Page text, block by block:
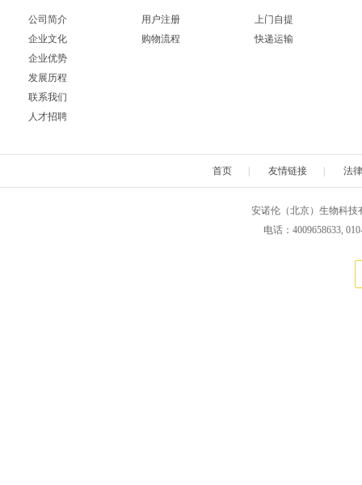
公司简介
企业文化
企业优势
发展历程
联系我们
人才招聘
用户注册
购物流程
上门自提
快递运输
首页 友情链接 法
安诺伦（北京）生物科技
电话：4009658633,